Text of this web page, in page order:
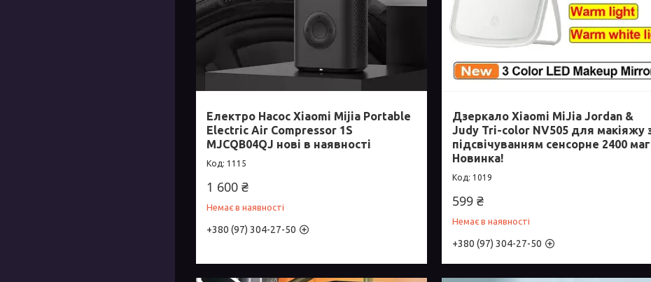
Електро Насос Xiaomi Mijia Portable
Electric Air Compressor 1S
MJCQB04QJ нові в наявності
1115
1 600 ₴
Немає в наявності
+380 (97) 304-27-50
Дзеркало Xiaomi MiJia Jordan &
Judy Tri-color NV505 для макіяжу
підсвічуванням сенсорне 2400
Новинка!
1019
599 ₴
Немає в наявності
+380 (97) 304-27-50